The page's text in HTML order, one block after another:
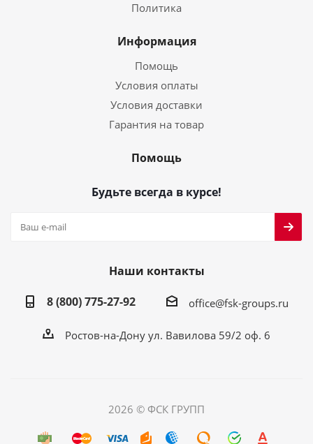
Политика
Информация
Помощь
Условия оплаты
Условия доставки
Гарантия на товар
Помощь
Будьте всегда в курсе!
Наши контакты
8 (800) 775-27-92
office@fsk-groups.ru
Ростов-на-Дону ул. Вавилова 59/2 оф. 6
2026 © ФСК ГРУПП